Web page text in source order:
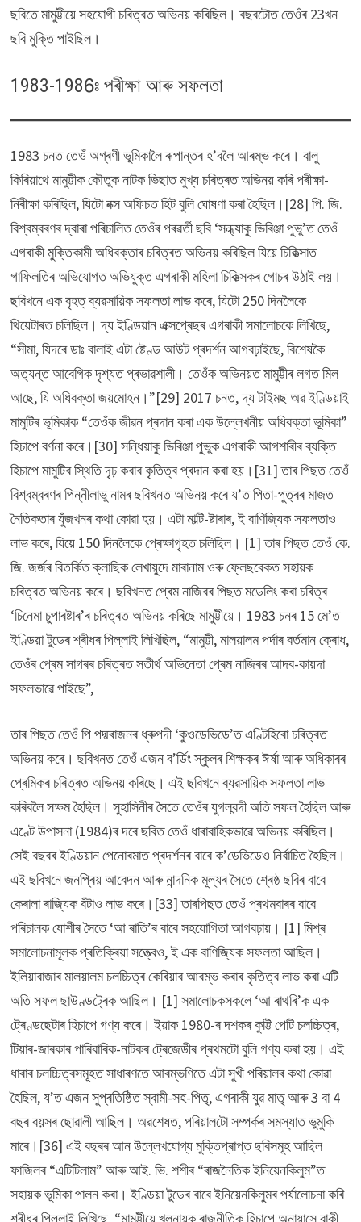
ছবিতে মামুট্টীয়ে সহযোগী চৰিত্ৰত অভিনয় কৰিছিল। বছৰটোত তেওঁৰ 23খন
ছবি মুক্তি পাইছিল।
1983-1986ঃ পৰীক্ষা আৰু সফলতা
1983 চনত তেওঁ অগ্ৰণী ভূমিকালৈ ৰূপান্তৰ হ’বলৈ আৰম্ভ কৰে। বালু
কিৰিয়াথে মামুট্টীক কৌতুক নাটক ভিছাত মুখ্য চৰিত্ৰত অভিনয় কৰি পৰীক্ষা-
নিৰীক্ষা কৰিছিল, যিটো বক্স অফিচত হিট বুলি ঘোষণা কৰা হৈছিল।[28] পি. জি.
বিশ্বম্বৰণৰ দ্বাৰা পৰিচালিত তেওঁৰ পৰৱৰ্তী ছবি ‘সন্ধ্যাকু ভিৰিঞ্জা পুভু’ত তেওঁ
এগৰাকী মুক্তিকামী অধিবক্তাৰ চৰিত্ৰত অভিনয় কৰিছিল যিয়ে চিকিত্সাত
গাফিলতিৰ অভিযোগত অভিযুক্ত এগৰাকী মহিলা চিকিত্সকৰ গোচৰ উঠাই লয়।
ছবিখনে এক বৃহত্ ব্যৱসায়িক সফলতা লাভ কৰে, যিটো 250 দিনলৈকে
থিয়েটাৰত চলিছিল। দ্য ইণ্ডিয়ান এক্সপ্ৰেছৰ এগৰাকী সমালোচকে লিখিছে,
“সীমা, যিদৰে ডাঃ বালাই এটা ষ্টেণ্ড আউট প্ৰদৰ্শন আগবঢ়াইছে, বিশেষকৈ
অত্যন্ত আবেগিক দৃশ্যত প্ৰভাৱশালী। তেওঁক অভিনয়ত মামুট্টীৰ লগত মিল
আছে, যি অধিবক্তা জয়মোহন।”[29] 2017 চনত, দ্য টাইমছ অৱ ইণ্ডিয়াই
মামুটিৰ ভূমিকাক “তেওঁক জীৱন প্ৰদান কৰা এক উল্লেখনীয় অধিবক্তা ভূমিকা”
হিচাপে বৰ্ণনা কৰে।[30] সন্ধিয়াকু ভিৰিঞ্জা পুভুক এগৰাকী আগশাৰীৰ ব্যক্তি
হিচাপে মামুটিৰ স্থিতি দৃঢ় কৰাৰ কৃতিত্ব প্ৰদান কৰা হয়।[31] তাৰ পিছত তেওঁ
বিশ্বম্বৰণৰ পিন্নীলাভু নামৰ ছবিখনত অভিনয় কৰে য’ত পিতা-পুত্ৰৰ মাজত
নৈতিকতাৰ যুঁজখনৰ কথা কোৱা হয়। এটা মাল্টি-ষ্টাৰাৰ, ই বাণিজ্যিক সফলতাও
লাভ কৰে, যিয়ে 150 দিনলৈকে প্ৰেক্ষাগৃহত চলিছিল। [1] তাৰ পিছত তেওঁ কে.
জি. জৰ্জৰ বিতৰ্কিত ক্লাছিক লেখায়ুদে মাৰানাম ওৰু ফ্লেছবেকত সহায়ক
চৰিত্ৰত অভিনয় কৰে। ছবিখনত প্ৰেম নাজিৰৰ পিছত মডেলিং কৰা চৰিত্ৰ
‘চিনেমা চুপাৰষ্টাৰ’ৰ চৰিত্ৰত অভিনয় কৰিছে মামুট্টীয়ে। 1983 চনৰ 15 মে’ত
ইণ্ডিয়া টুডেৰ শ্ৰীধৰ পিল্লাই লিখিছিল, “মামুট্টী, মালয়ালম পৰ্দাৰ বৰ্তমান ক্ৰোধ,
তেওঁৰ প্ৰেম সাগৰৰ চৰিত্ৰত সতীৰ্থ অভিনেতা প্ৰেম নাজিৰৰ আদব-কায়দা
সফলভাৱে পাইছে”,
তাৰ পিছত তেওঁ পি পদ্মৰাজনৰ ধ্ৰুপদী ‘কুওডেভিডে’ত এণ্টিহিৰো চৰিত্ৰত
অভিনয় কৰে। ছবিখনত তেওঁ এজন ব’ৰ্ডিং স্কুলৰ শিক্ষকৰ ঈৰ্ষা আৰু অধিকাৰৰ
প্ৰেমিকৰ চৰিত্ৰত অভিনয় কৰিছে। এই ছবিখনে ব্যৱসায়িক সফলতা লাভ
কৰিবলৈ সক্ষম হৈছিল। সুহাসিনীৰ সৈতে তেওঁৰ যুগলবন্দী অতি সফল হৈছিল আৰু
এণ্টে উপাসনা (1984)ৰ দৰে ছবিত তেওঁ ধাৰাবাহিকভাৱে অভিনয় কৰিছিল।
সেই বছৰৰ ইণ্ডিয়ান পেনোৰমাত প্ৰদৰ্শনৰ বাবে ক’ডেভিডেও নিৰ্বাচিত হৈছিল।
এই ছবিখনে জনপ্ৰিয় আবেদন আৰু নান্দনিক মূল্যৰ সৈতে শ্ৰেষ্ঠ ছবিৰ বাবে
কেৰালা ৰাজ্যিক বঁটাও লাভ কৰে।[33] তাৰপিছত তেওঁ প্ৰথমবাৰৰ বাবে
পৰিচালক যোশীৰ সৈতে ‘আ ৰাতি’ৰ বাবে সহযোগিতা আগবঢ়ায়। [1] মিশ্ৰ
সমালোচনামূলক প্ৰতিক্ৰিয়া সত্ত্বেও, ই এক বাণিজ্যিক সফলতা আছিল।
ইলিয়াৰাজাৰ মালয়ালম চলচ্চিত্ৰ কেৰিয়াৰ আৰম্ভ কৰাৰ কৃতিত্ব লাভ কৰা এটি
অতি সফল ছাউণ্ডট্ৰেক আছিল। [1] সমালোচকসকলে ‘আ ৰাথৰি’ক এক
ট্ৰেণ্ডছেটাৰ হিচাপে গণ্য কৰে। ইয়াক 1980-ৰ দশকৰ কুট্টি পেটি চলচ্চিত্ৰ,
টিয়াৰ-জাৰকাৰ পাৰিবাৰিক-নাটকৰ ট্ৰেজেডীৰ প্ৰথমটো বুলি গণ্য কৰা হয়। এই
ধাৰাৰ চলচ্চিত্ৰসমূহত সাধাৰণতে আৰম্ভণিতে এটা সুখী পৰিয়ালৰ কথা কোৱা
হৈছিল, য’ত এজন সুপ্ৰতিষ্ঠিত স্বামী-সহ-পিতৃ, এগৰাকী যুৱ মাতৃ আৰু 3 বা 4
বছৰ বয়সৰ ছোৱালী আছিল। অৱশেষত, পৰিয়ালটো সম্পৰ্কৰ সমস্যাত ভুমুকি
মাৰে।[36] এই বছৰৰ আন উল্লেখযোগ্য মুক্তিপ্ৰাপ্ত ছবিসমূহ আছিল
ফাজিলৰ “এটিটিলাম” আৰু আই. ভি. শশীৰ “ৰাজনৈতিক ইনিয়েনকিলুম”ত
সহায়ক ভূমিকা পালন কৰা। ইণ্ডিয়া টুডেৰ বাবে ইনিয়েনকিলুমৰ পৰ্যালোচনা কৰি